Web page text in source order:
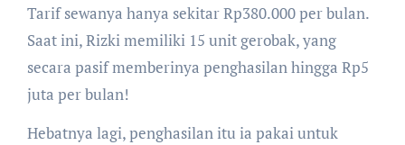
Tarif sewanya hanya sekitar Rp380.000 per bulan.
Saat ini, Rizki memiliki 15 unit gerobak, yang
secara pasif memberinya penghasilan hingga Rp5
juta per bulan!
Hebatnya lagi, penghasilan itu ia pakai untuk